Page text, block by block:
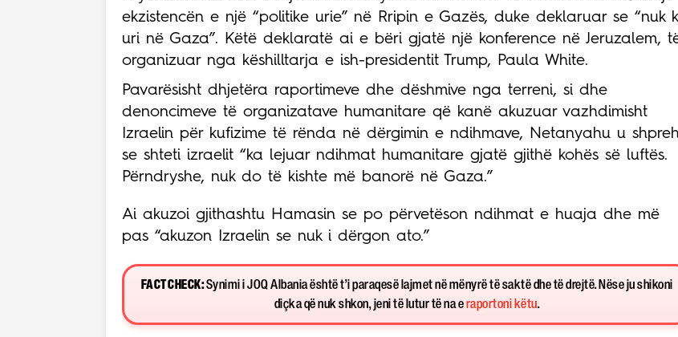
ekzistencën e një “politike urie” në Rripin e Gazës, duke deklaruar se “nuk
uri në Gaza”. Këtë deklaratë ai e bëri gjatë një konference në Jeruzalem,
organizuar nga këshilltarja e ish-presidentit Trump, Paula White.
Pavarësisht dhjetëra raportimeve dhe dëshmive nga terreni, si dhe
denoncimeve të organizatave humanitare që kanë akuzuar vazhdimisht
Izraelin për kufizime të rënda në dërgimin e ndihmave, Netanyahu u
se shteti izraelit “ka lejuar ndihmat humanitare gjatë gjithë kohës së luftës.
Përndryshe, nuk do të kishte më banorë në Gaza.”
Ai akuzoi gjithashtu Hamasin se po përvetëson ndihmat e huaja dhe më
pas “akuzon Izraelin se nuk i dërgon ato.”
FACT CHECK:Synimi i JOQ Albania është t’i paraqesë lajmet në mënyrë të saktë dhe të drejtë. Nëse ju shikoni
diçka që nuk shkon, jeni të lutur të na e raportoni këtu.